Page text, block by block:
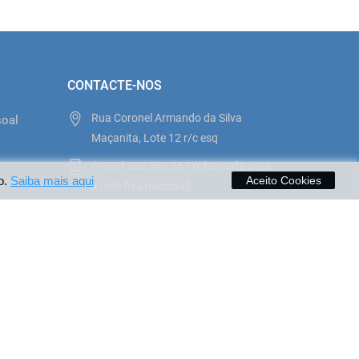
Saiba mais aqui Aceito Cookies
CONTACTE-NOS
Rua Coronel Armando da Silva
Maçanita, Lote 12 r/c esq
(+351) 282 353 257 (Chamada para
a rede fixa nacional)